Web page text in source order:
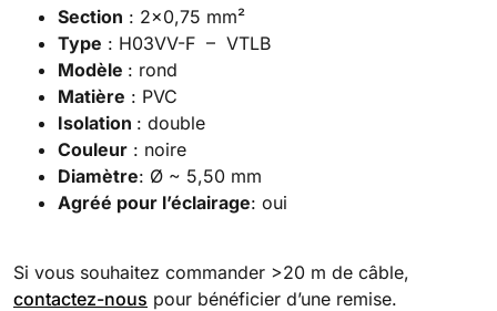
Section : 2×0,75 mm²
Type : H03VV-F – VTLB
Modèle : rond
Matière : PVC
Isolation : double
Couleur : noire
Diamètre: Ø ~ 5,50 mm
Agréé pour l’éclairage: oui
Si vous souhaitez commander >20 m de câble,
contactez-nous pour bénéficier d’une remise.